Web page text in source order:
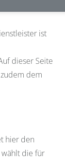
ist
dieser Seite
dem
hier den
wählt die für